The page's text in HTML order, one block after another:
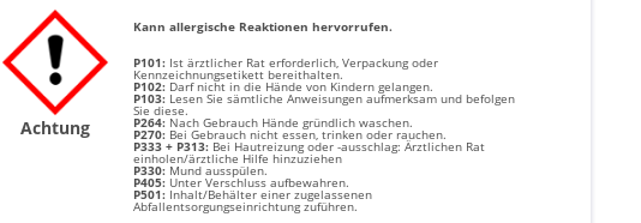
Achtung
Kann allergische Reaktionen hervorrufen.
P101: Ist ärztlicher Rat erforderlich, Verpackung oder
Kennzeichnungsetikett bereithalten.
P102: Darf nicht in die Hände von Kindern gelangen.
P103: Lesen Sie sämtliche Anweisungen aufmerksam und befolgen
Sie diese.
P264: Nach Gebrauch Hände gründlich waschen.
P270: Bei Gebrauch nicht essen, trinken oder rauchen.
P333 + P313: Bei Hautreizung oder -ausschlag: Ärztlichen Rat
einholen/ärztliche Hilfe hinzuziehen
P330: Mund ausspülen.
P405: Unter Verschluss aufbewahren.
P501: Inhalt/Behälter einer zugelassenen
Abfallentsorgungseinrichtung zuführen.